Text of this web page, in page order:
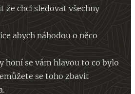
že chci sledovat všechny
abych náhodou o něco
honí se vám hlavou to co bylo
se toho zbavit